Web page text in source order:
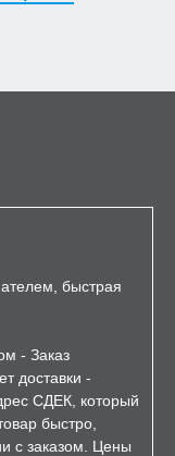
быстрая
- Заказ
доставки -
СДЕК, который
быстро,
с заказом. Цены